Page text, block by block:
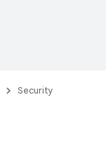
Security